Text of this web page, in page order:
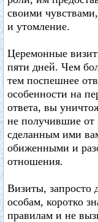
своими
и утомление.
Церемонные
пяти дней. Чем
тем поспешнее
особенности на
ответа, вы
не получившие от
сделанным ими
обиженными и
отношения.
Визиты, запросто
особам, коротко
правилам и не